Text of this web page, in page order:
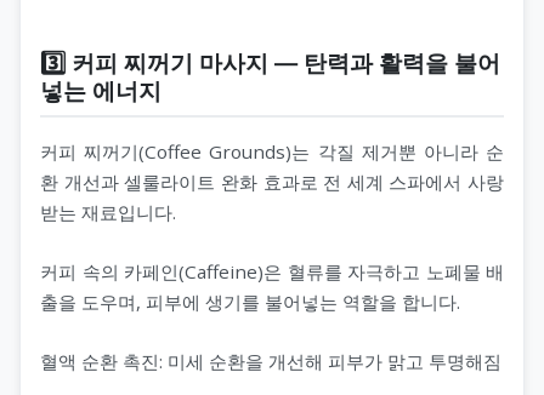
3️⃣ 커피 찌꺼기 마사지 — 탄력과 활력을 불어
넣는 에너지
커피 찌꺼기(Coffee Grounds)는 각질 제거뿐 아니라 순
환 개선과 셀룰라이트 완화 효과로 전 세계 스파에서 사랑
받는 재료입니다.
커피 속의 카페인(Caffeine)은 혈류를 자극하고 노폐물 배
출을 도우며, 피부에 생기를 불어넣는 역할을 합니다.
혈액 순환 촉진: 미세 순환을 개선해 피부가 맑고 투명해짐